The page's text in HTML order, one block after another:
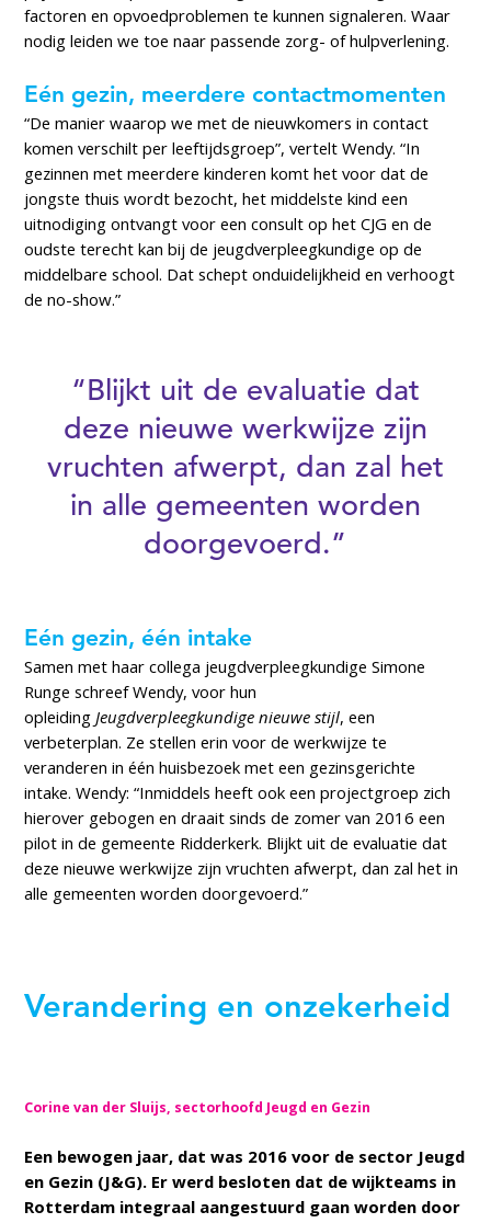
factoren en opvoedproblemen te kunnen signaleren. Waar
nodig leiden we toe naar passende zorg- of hulpverlening.
Eén gezin, meerdere contactmomenten
“De manier waarop we met de nieuwkomers in contact
komen verschilt per leeftijdsgroep”, vertelt Wendy. “In
gezinnen met meerdere kinderen komt het voor dat de
jongste thuis wordt bezocht, het middelste kind een
uitnodiging ontvangt voor een consult op het CJG en de
oudste terecht kan bij de jeugdverpleegkundige op de
middelbare school. Dat schept onduidelijkheid en verhoogt
de no-show.”
“Blijkt uit de evaluatie dat
deze nieuwe werkwijze zijn
vruchten afwerpt, dan zal het
in alle gemeenten worden
doorgevoerd.”
Eén gezin, één intake
Samen met haar collega jeugdverpleegkundige Simone
Runge schreef Wendy, voor hun
opleidingJeugdverpleegkundige nieuwe stijl, een
verbeterplan. Ze stellen erin voor de werkwijze te
veranderen in één huisbezoek met een gezinsgerichte
intake. Wendy: “Inmiddels heeft ook een projectgroep zich
hierover gebogen en draait sinds de zomer van 2016 een
pilot in de gemeente Ridderkerk. Blijkt uit de evaluatie dat
deze nieuwe werkwijze zijn vruchten afwerpt, dan zal het in
alle gemeenten worden doorgevoerd.”
Verandering en onzekerheid
Corine van der Sluijs, sectorhoofd Jeugd en Gezin
Een bewogen jaar, dat was 2016 voor de sector Jeugd
en Gezin (J&G). Er werd besloten dat de wijkteams in
Rotterdam integraal aangestuurd gaan worden door